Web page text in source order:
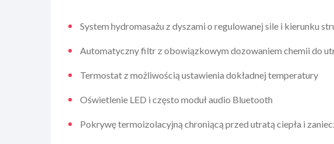
System hydromasażu z dyszami o regulowanej sile i kierunku
Automatyczny filtr z obowiązkowym dozowaniem chemii do
Termostat z możliwością ustawienia dokładnej temperatury
Oświetlenie LED i często moduł audio Bluetooth
Pokrywę termoizolacyjną chroniącą przed utratą ciepła i